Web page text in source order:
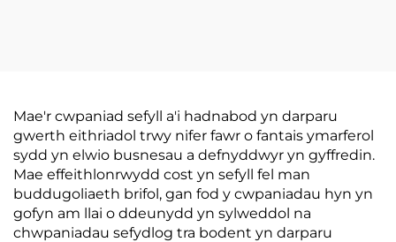
Mae'r cwpaniad sefyll a'i hadnabod yn darparu
gwerth eithriadol trwy nifer fawr o fantais ymarferol
sydd yn elwio busnesau a defnyddwyr yn gyffredin.
Mae effeithlonrwydd cost yn sefyll fel man
buddugoliaeth brifol, gan fod y cwpaniadau hyn yn
gofyn am llai o ddeunydd yn sylweddol na
chwpaniadau sefydlog tra bodent yn darparu